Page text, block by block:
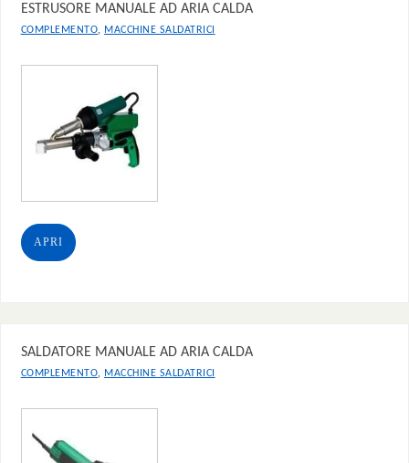
ESTRUSORE MANUALE AD ARIA CALDA
COMPLEMENTO, MACCHINE SALDATRICI
APRI
SALDATORE MANUALE AD ARIA CALDA
COMPLEMENTO, MACCHINE SALDATRICI